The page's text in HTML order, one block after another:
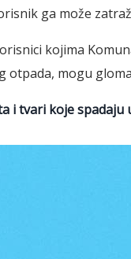
ga može
kojima
otpada, mogu
i tvari koje spadaju